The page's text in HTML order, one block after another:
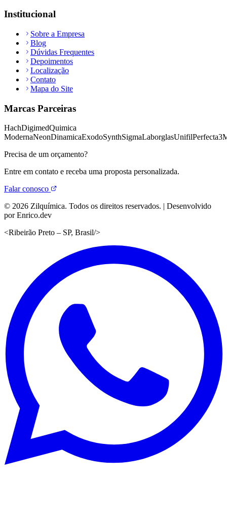
Institucional
Sobre a Empresa
Blog
Dúvidas Frequentes
Depoimentos
Localização
Contato
Mapa do Site
Marcas Parceiras
HachDigimedQuimica
ModernaNeonDinamicaExodoSynthSigmaLaborglasUnifilPerfecta
Precisa de um orçamento?
Entre em contato e receba uma proposta personalizada.
Falar conosco
© 2026 Zilquímica. Todos os direitos reservados. | Desenvolvido
por Enrico.dev
<Ribeirão Preto – SP, Brasil/>